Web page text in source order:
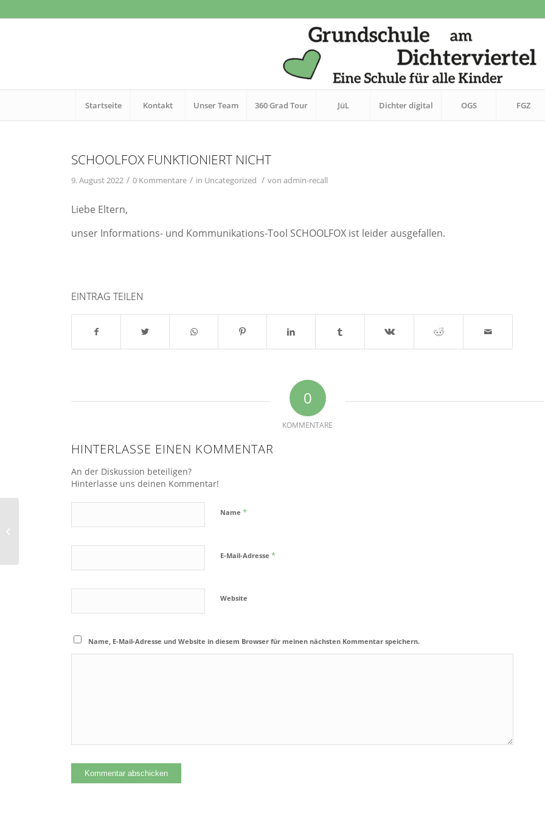
Startseite Kontakt Unser Team 360 Grad Tour JüL Dichter digital OGS FGZ
SCHOOLFOX FUNKTIONIERT NICHT
9. August 2022 / 0 Kommentare / in Uncategorized / vonadmin-recall
Liebe Eltern,
unser Informations- und Kommunikations-Tool SCHOOLFOX ist leider ausgefallen.
EINTRAG TEILEN
0
KOMMENTARE
HINTERLASSE EINEN KOMMENTAR
An der Diskussion beteiligen?
Hinterlasse uns deinen Kommentar!
Name*
E-Mail-Adresse*
Website
Name, E-Mail-Adresse und Website in diesem Browser für meinen nächsten Kommentar speichern.